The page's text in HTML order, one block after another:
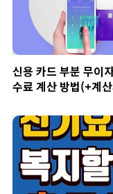
신용 카드 부분 무이
수료 계산 방법(+계